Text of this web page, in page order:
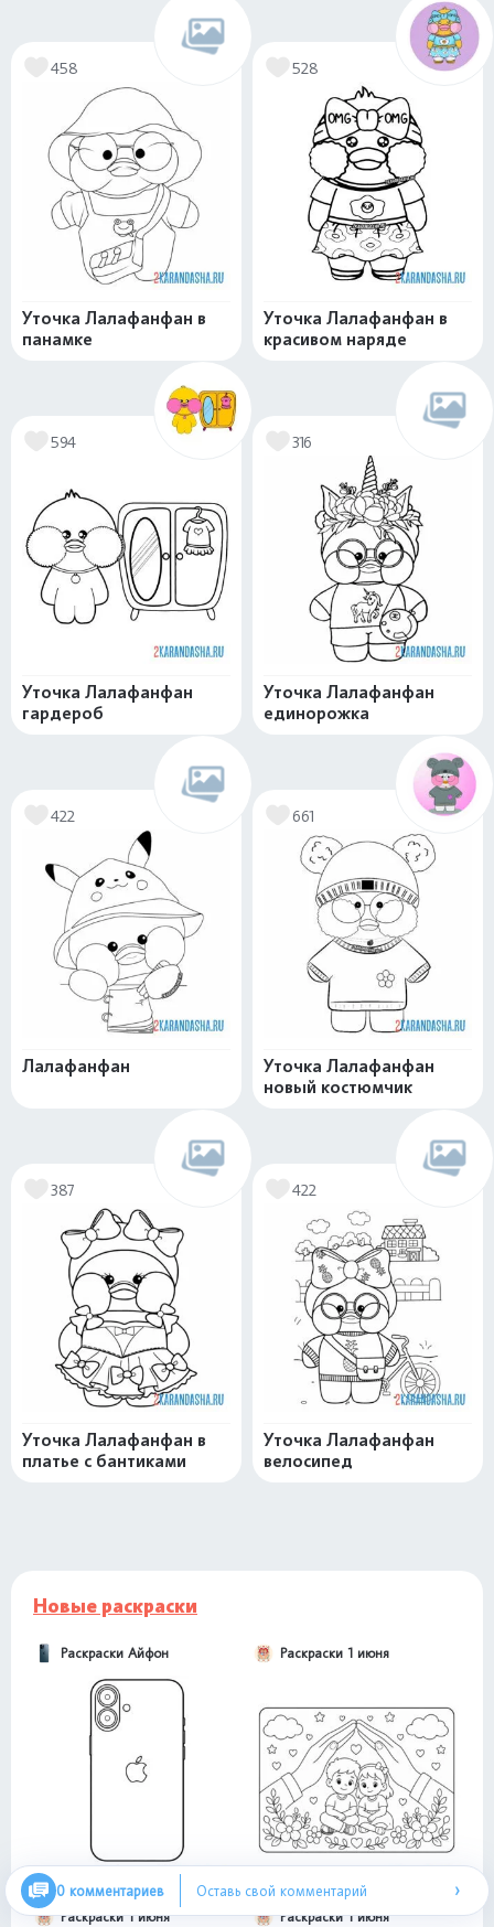
458
Уточка Лалафанфан в
панамке
528
Уточка Лалафанфан в
красивом наряде
594
Уточка Лалафанфан
гардероб
316
Уточка Лалафанфан
единорожка
422
Лалафанфан
661
Уточка Лалафанфан
новый костюмчик
387
Уточка Лалафанфан в
платье с бантиками
422
Уточка Лалафанфан
велосипед
Новые раскраски
Раскраски Айфон Раскраски 1 июня
Раскраски 1 июня Раскраски 1 июня
0 комментариев Оставь свой комментарий ›